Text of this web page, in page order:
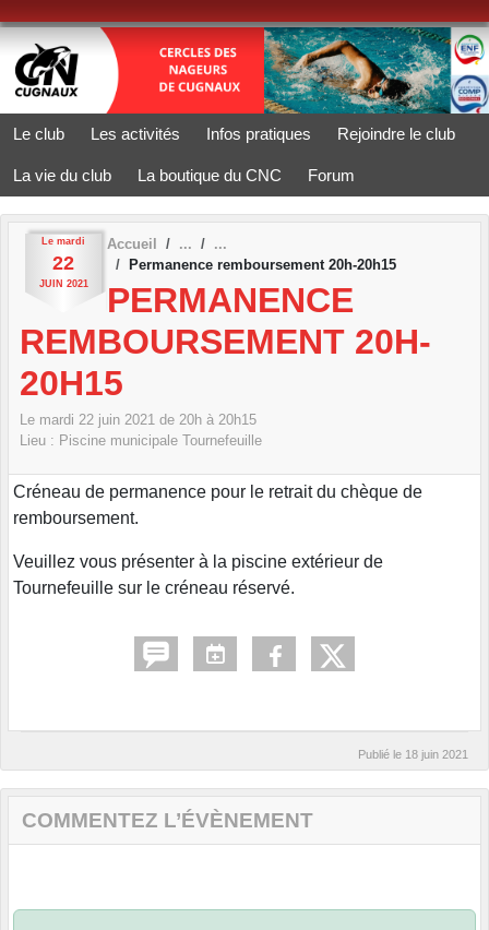
Le club Les activités Infos pratiques Rejoindre le club
La vie du club La boutique du CNC Forum
Le mardi
22
JUIN 2021
Accueil
Permanence remboursement 20h-20h15
PERMANENCE
REMBOURSEMENT 20H-
20H15
Le mardi 22 juin 2021 de 20h à 20h15
Lieu : Piscine municipale Tournefeuille
Créneau de permanence pour le retrait du chèque de
remboursement.
Veuillez vous présenter à la piscine extérieur de
Tournefeuille sur le créneau réservé.
Publié le 18 juin 2021
COMMENTEZ L’ÉVÈNEMENT